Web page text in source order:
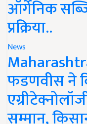
ऑर्गेनिक
प्रक्रिया..
News
फडणवीस ने